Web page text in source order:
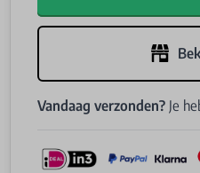
Vandaag verzonden? Je